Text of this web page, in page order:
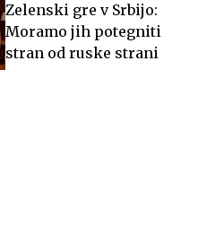
Zelenski gre v Srbijo:
Moramo jih potegniti
stran od ruske strani